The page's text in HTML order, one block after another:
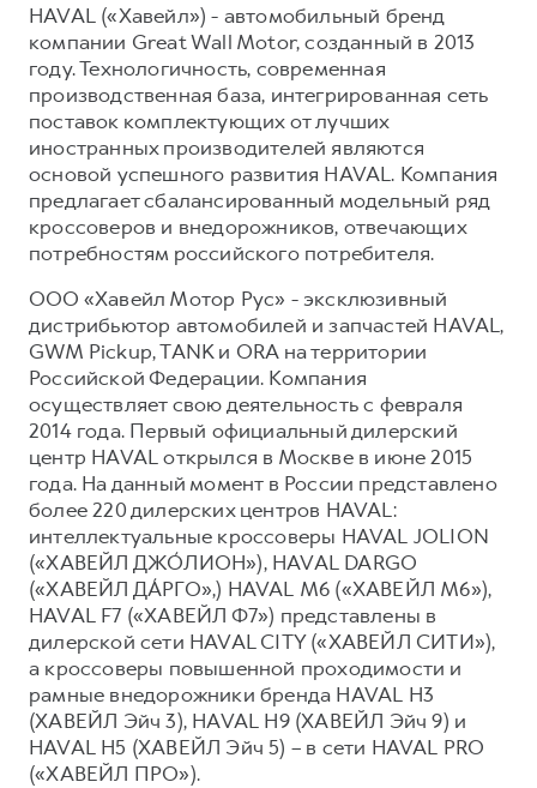
HAVAL («Хавейл») - автомобильный бренд
компании Great Wall Motor, созданный в 2013
году. Технологичность, современная
производственная база, интегрированная сеть
поставок комплектующих от лучших
иностранных производителей являются
основой успешного развития HAVAL. Компания
предлагает сбалансированный модельный ряд
кроссоверов и внедорожников, отвечающих
потребностям российского потребителя.
ООО «Хавейл Мотор Рус» - эксклюзивный
дистрибьютор автомобилей и запчастей HAVAL,
GWM Pickup, TANK и ORA на территории
Российской Федерации. Компания
осуществляет свою деятельность с февраля
2014 года. Первый официальный дилерский
центр HAVAL открылся в Москве в июне 2015
года. На данный момент в России представлено
более 220 дилерских центров HAVAL:
интеллектуальные кроссоверы HAVAL JOLION
(«ХАВЕЙЛ ДЖО́ЛИОН»), HAVAL DARGO
(«ХАВЕЙЛ ДА́РГО»,) HAVAL М6 («ХАВЕЙЛ M6»),
HAVAL F7 («ХАВЕЙЛ Ф7») представлены в
дилерской сети HAVAL CITY («ХАВЕЙЛ СИТИ»),
а кроссоверы повышенной проходимости и
рамные внедорожники бренда HAVAL H3
(ХАВЕЙЛ Эйч 3), HAVAL H9 (ХАВЕЙЛ Эйч 9) и
HAVAL H5 (ХАВЕЙЛ Эйч 5) – в сети HAVAL PRO
(«ХАВЕЙЛ ПРО»).